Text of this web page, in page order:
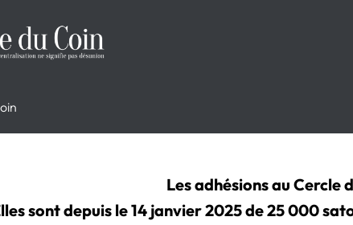
Les adhésions au Cercle
sont depuis le 14 janvier 2025 de 25 000